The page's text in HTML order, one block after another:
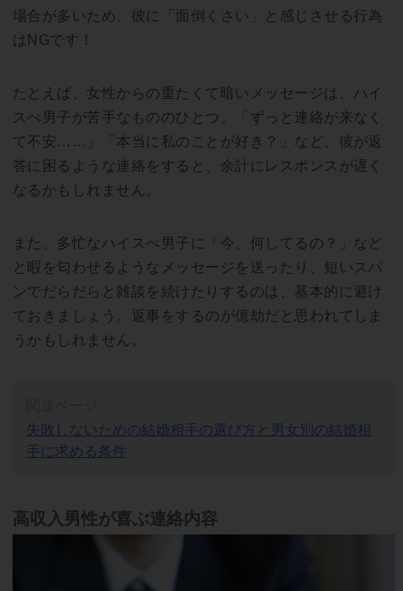
場合が多いため、彼に「面倒くさい」と感じさせる行為
はNGです！
たとえば、女性からの重たくて暗いメッセージは、ハイ
スぺ男子が苦手なもののひとつ。「ずっと連絡が来なく
て不安……」「本当に私のことが好き？」など、彼が返
答に困るような連絡をすると、余計にレスポンスが遅く
なるかもしれません。
また、多忙なハイスぺ男子に「今、何してるの？」など
と暇を匂わせるようなメッセージを送ったり、短いスパ
ンでだらだらと雑談を続けたりするのは、基本的に避け
ておきましょう。返事をするのが億劫だと思われてしま
うかもしれません。
失敗しないための結婚相手の選び方と男女別の結婚相
手に求める条件
高収入男性が喜ぶ連絡内容